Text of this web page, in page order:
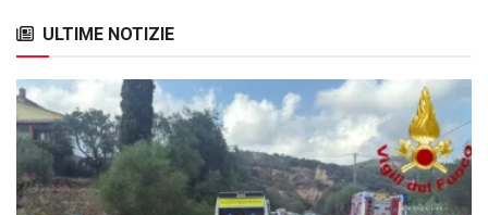
ULTIME NOTIZIE